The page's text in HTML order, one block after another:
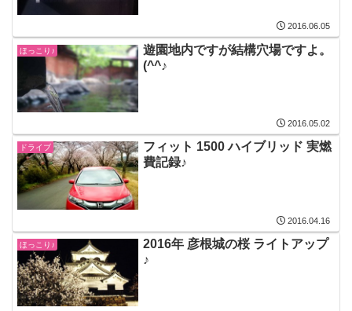
2016.06.05
ほっこり♪
遊園地内ですが結構穴場ですよ。
(^^♪
2016.05.02
ドライブ
フィット 1500 ハイブリッド 実燃
費記録♪
2016.04.16
ほっこり♪
2016年 彦根城の桜 ライトアップ
♪